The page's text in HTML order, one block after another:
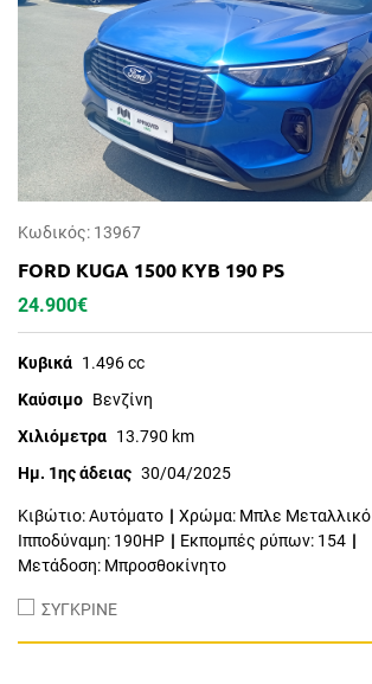
Κωδικός: 13967
FORD KUGA 1500 ΚΥΒ 190 PS
24.900€
Κυβικά 1.496 cc
Καύσιμο Βενζίνη
Χιλιόμετρα 13.790 km
Ημ. 1ης άδειας 30/04/2025
Κιβώτιο: Αυτόματο
Χρώμα: Μπλε Μεταλλικό
Ιπποδύναμη: 190HP
Εκπομπές ρύπων: 154
Μετάδοση: Μπροσθοκίνητο
ΣΥΓΚΡΙΝΕ